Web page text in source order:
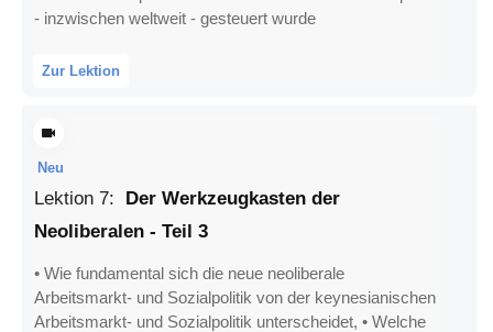
- inzwischen weltweit - gesteuert wurde
Zur Lektion
Neu
Lektion 7: Der Werkzeugkasten der
Neoliberalen - Teil 3
• Wie fundamental sich die neue neoliberale
Arbeitsmarkt- und Sozialpolitik von der keynesianischen
Arbeitsmarkt- und Sozialpolitik unterscheidet, • Welche